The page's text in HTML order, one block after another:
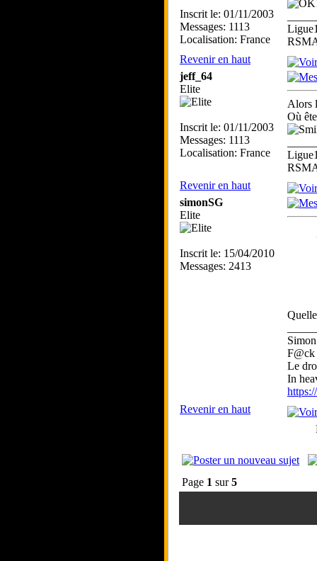
Inscrit le: 01/11/2003
Messages: 1113
Localisation: France
Revenir en haut
jeff_64
Elite
Inscrit le: 01/11/2003
Messages: 1113
Localisation: France
Alors
Où
Revenir en haut
simonSG
Elite
Inscrit le: 15/04/2010
Messages: 2413
F@ck
Le
In
Revenir en haut
Page 1 sur5